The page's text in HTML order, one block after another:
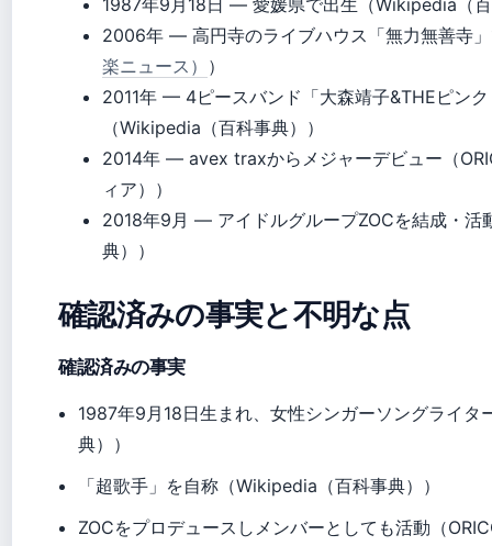
1987年9月18日 — 愛媛県で出生（Wikipedia（
2006年 — 高円寺のライブハウス「無力無善寺
楽ニュース） ）
2011年 — 4ピースバンド「大森靖子&THEピン
（Wikipedia（百科事典））
2014年 — avex traxからメジャーデビュー（
ィア））
2018年9月 — アイドルグループZOCを結成・活
典））
確認済みの事実と不明な点
確認済みの事実
1987年9月18日生まれ、女性シンガーソングライ
典））
「超歌手」を自称（Wikipedia（百科事典））
ZOCをプロデュースしメンバーとしても活動（